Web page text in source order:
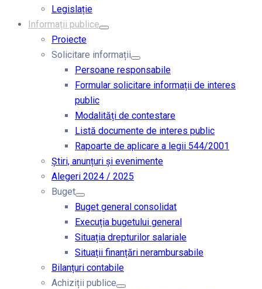
Legislație
Informații publice
Proiecte
Solicitare informații
Persoane responsabile
Formular solicitare informații de interes
public
Modalități de contestare
Listă documente de interes public
Rapoarte de aplicare a legii 544/2001
Știri, anunțuri și evenimente
Alegeri 2024 / 2025
Buget
Buget general consolidat
Execuția bugetului general
Situația drepturilor salariale
Situații finanțări nerambursabile
Bilanțuri contabile
Achiziții publice